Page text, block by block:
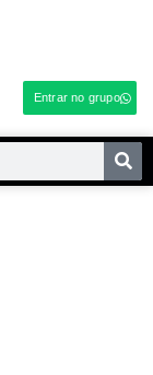
Entrar no grupo